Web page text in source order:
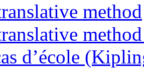
method
d’école